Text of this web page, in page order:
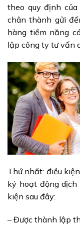
theo quy định
chân thành gửi
hàng tiềm năng
lập công ty tư vấn
Thứ nhất: điều
ký hoạt động dịch
kiện sau đây:
– Được thành lập